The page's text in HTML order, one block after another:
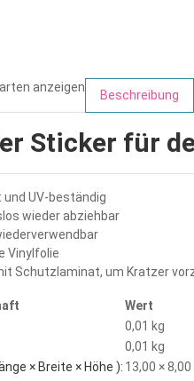
anzeigen
Beschreibung
Sticker für
UV-beständig
wieder abziehbar
Vinylfolie
Schutzlaminat, um Kratzer
Wert
0,01 kg
0,01 kg
× Breite × Höhe ): 13,00 ×